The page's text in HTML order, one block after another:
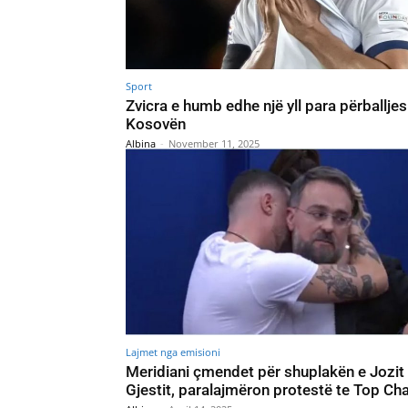
Sport
Zvicra e humb edhe një yll para
Kosovën
Albina - November 11, 2025
Lajmet nga emisioni
Meridiani çmendet për shuplakën e Jozit
Gjestit, paralajmëron protestë te Top